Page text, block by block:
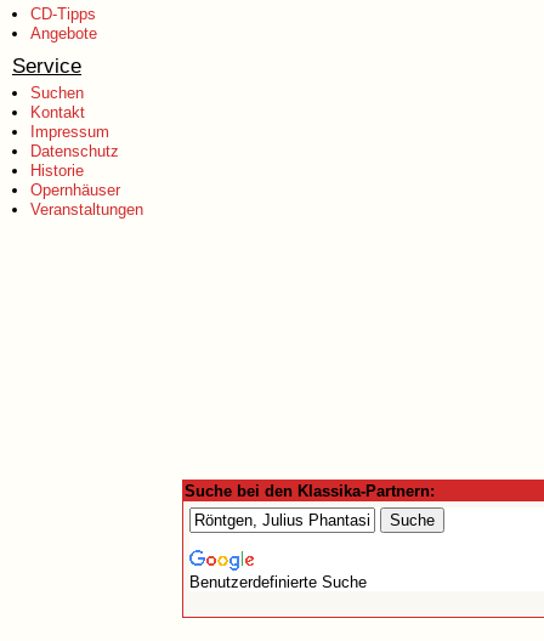
CD-Tipps
Angebote
Service
Suchen
Kontakt
Impressum
Datenschutz
Historie
Opernhäuser
Veranstaltungen
Suche bei den Klassika-Partnern:
Benutzerdefinierte Suche